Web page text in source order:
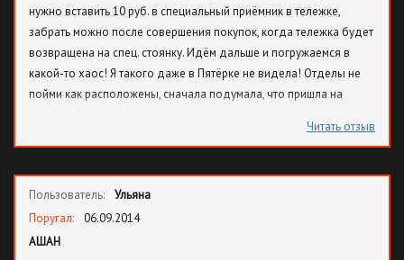
нужно вставить 10 руб. в специальный приёмник в тележке,
забрать можно после совершения покупок, когда тележка будет
возвращена на спец. стоянку. Идём дальше и погружаемся в
какой-то хаос! Я такого даже в Пятёрке не видела! Отделы не
пойми как расположены, сначала подумала, что пришла на
стеллажи с вещами, сланцами, кепками, как на барахолке
Читать отзыв
Пользователь:
Ульяна
Поругал:
06.09.2014
АШАН